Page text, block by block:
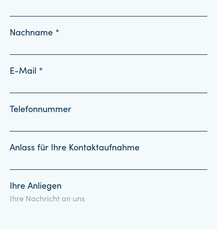
Nachname *
E-Mail *
Telefonnummer
Anlass für Ihre Kontaktaufnahme
Ihre Anliegen